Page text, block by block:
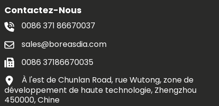
Contactez-Nous
0086 371 86670037
sales@boreasdia.com
0086 37186670035
À l'est de Chunlan Road, rue Wutong, zone de
développement de haute technologie, Zhengzhou
450000, Chine